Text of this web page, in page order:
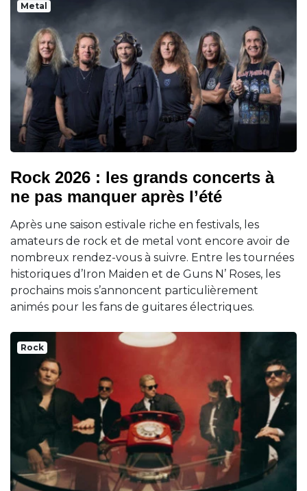
Metal
Rock 2026 : les grands concerts à
ne pas manquer après l’été
Après une saison estivale riche en festivals, les
amateurs de rock et de metal vont encore avoir de
nombreux rendez-vous à suivre. Entre les tournées
historiques d’Iron Maiden et de Guns N’ Roses, les
prochains mois s’annoncent particulièrement
animés pour les fans de guitares électriques.
Rock